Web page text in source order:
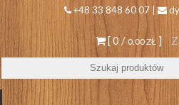
+48 33 848 60 07 |
[ 0 /0.00 ZŁ ]